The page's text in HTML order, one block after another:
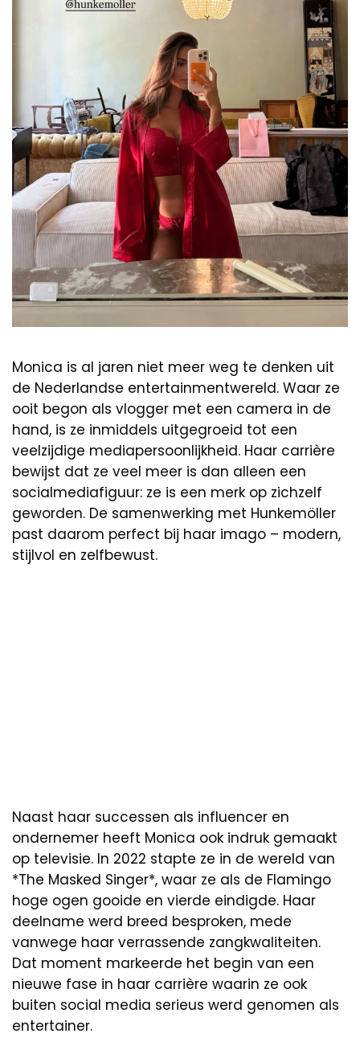
Monica is al jaren niet meer weg te denken uit
de Nederlandse entertainmentwereld. Waar ze
ooit begon als vlogger met een camera in de
hand, is ze inmiddels uitgegroeid tot een
veelzijdige mediapersoonlijkheid. Haar carrière
bewijst dat ze veel meer is dan alleen een
socialmediafiguur: ze is een merk op zichzelf
geworden. De samenwerking met Hunkemöller
past daarom perfect bij haar imago – modern,
stijlvol en zelfbewust.
Naast haar successen als influencer en
ondernemer heeft Monica ook indruk gemaakt
op televisie. In 2022 stapte ze in de wereld van
*The Masked Singer*, waar ze als de Flamingo
hoge ogen gooide en vierde eindigde. Haar
deelname werd breed besproken, mede
vanwege haar verrassende zangkwaliteiten.
Dat moment markeerde het begin van een
nieuwe fase in haar carrière waarin ze ook
buiten social media serieus werd genomen als
entertainer.